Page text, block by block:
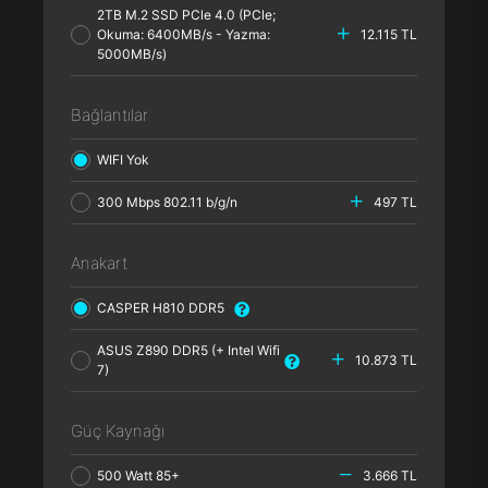
2TB M.2 SSD PCle 4.0 (PCle;
Okuma: 6400MB/s - Yazma:
5000MB/s)
12.115 TL
Bağlantılar
WIFI Yok
300 Mbps 802.11 b/g/n 497 TL
Anakart
CASPER H810 DDR5
ASUS Z890 DDR5 (+ Intel Wifi
7)
10.873 TL
Güç Kaynağı
500 Watt 85+ 3.666 TL